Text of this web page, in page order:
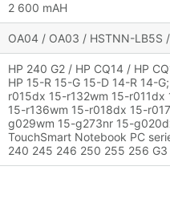
2 600 mAH
OA04 / OA03 / HSTNN-LB5S
HP 240 G2 / HP CQ14 / HP
HP 15-R 15-G 15-D 14-R 14-
r015dx 15-r132wm 15-
15-r136wm 15-r018dx 15-
g029wm 15-g273nr 15-
TouchSmart Notebook PC
240 245 246 250 255 256 G3